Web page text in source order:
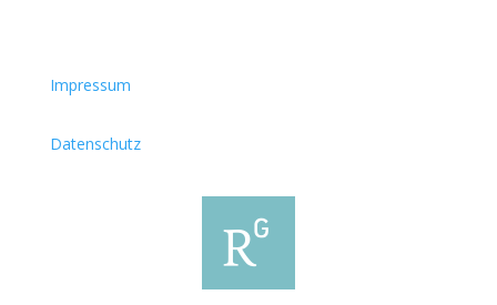
Impressum
Datenschutz
